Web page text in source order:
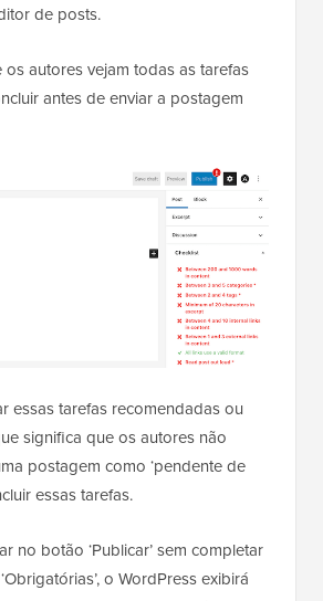
de posts.
autores vejam todas as tarefas
antes de enviar a postagem
essas tarefas recomendadas ou
significa que os autores não
postagem como ‘pendente de
essas tarefas.
no botão ‘Publicar’ sem completar
o WordPress exibirá